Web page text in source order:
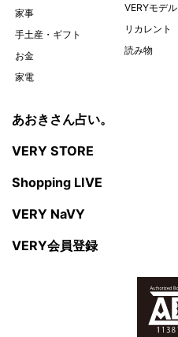
家事
手土産・ギフト
お金
家電
VERYモデル
リカレント
読み物
あおきさん占い。
VERY STORE
Shopping LIVE
VERY NaVY
VERY会員登録